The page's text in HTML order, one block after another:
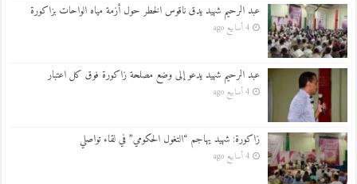
عبد الرحيم شهيد يدق ناقوس الخطر حول أزمة مياه الواحات بزاكورة
4 أسابيع ago
عبد الرحيم شهيد يدعو إلى وضع مصلحة زاكورة فوق كل اعتبار
4 أسابيع ago
زاكورة: شهيد يهاجم “التغول الحكومي” في لقاء تواصلي
4 أسابيع ago